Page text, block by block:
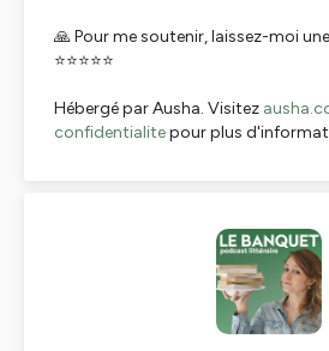
🙏 Pour me soutenir, laissez-moi
⭐⭐⭐⭐⭐
Hébergé par Ausha. Visitez
confidentialitepour plus